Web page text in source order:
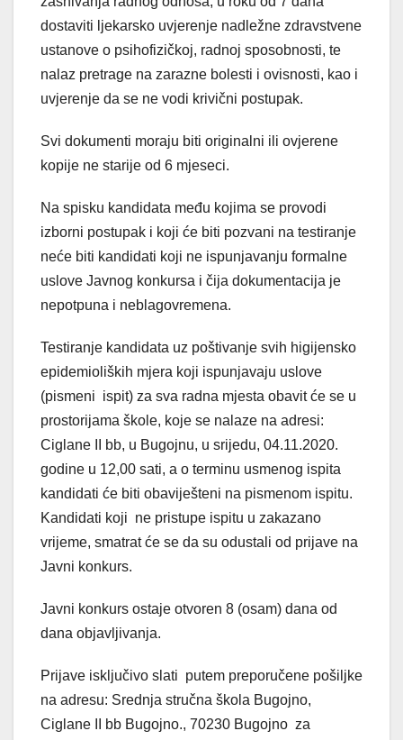
dostaviti ljekarsko uvjerenje nadležne zdravstvene
ustanove o psihofizičkoj, radnoj sposobnosti, te
nalaz pretrage na zarazne bolesti i ovisnosti, kao i
uvjerenje da se ne vodi krivični postupak.
Svi dokumenti moraju biti originalni ili ovjerene
kopije ne starije od 6 mjeseci.
Na spisku kandidata među kojima se provodi
izborni postupak i koji će biti pozvani na testiranje
neće biti kandidati koji ne ispunjavanju formalne
uslove Javnog konkursa i čija dokumentacija je
nepotpuna i neblagovremena.
Testiranje kandidata uz poštivanje svih higijensko
epidemioliških mjera koji ispunjavaju uslove
(pismeni ispit) za sva radna mjesta obavit će se u
prostorijama škole, koje se nalaze na adresi:
Ciglane II bb, u Bugojnu, u srijedu, 04.11.2020.
godine u 12,00 sati, a o terminu usmenog ispita
kandidati će biti obaviješteni na pismenom ispitu.
Kandidati koji ne pristupe ispitu u zakazano
vrijeme, smatrat će se da su odustali od prijave na
Javni konkurs.
Javni konkurs ostaje otvoren 8 (osam) dana od
dana objavljivanja.
Prijave isključivo slati putem preporučene pošiljke
na adresu: Srednja stručna škola Bugojno,
Ciglane II bb Bugojno., 70230 Bugojno za